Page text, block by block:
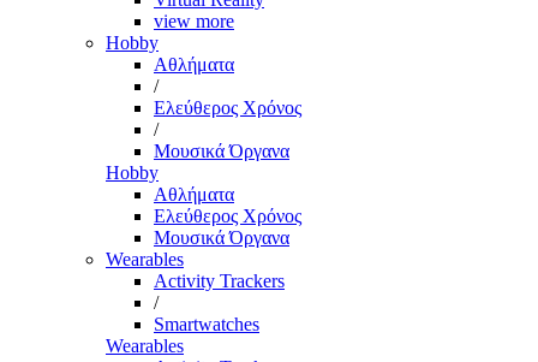
view more
Hobby
Αθλήματα
/
Ελεύθερος Χρόνος
/
Μουσικά Όργανα
Hobby
Αθλήματα
Ελεύθερος Χρόνος
Μουσικά Όργανα
Wearables
Activity Trackers
/
Smartwatches
Wearables